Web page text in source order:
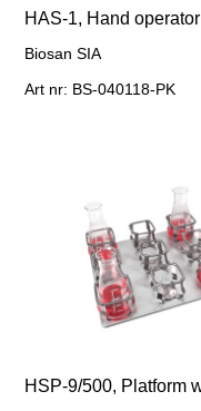
HAS-1, Hand
Biosan SIA
Art nr: BS-040118-PK
HSP-9/500, Platform